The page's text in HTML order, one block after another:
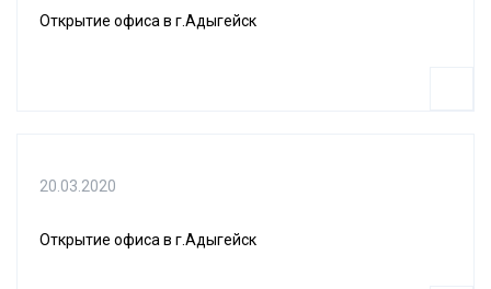
Открытие офиса в г.Адыгейск
20.03.2020
Открытие офиса в г.Адыгейск